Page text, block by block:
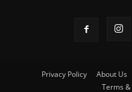
Privacy Policy About Us
Terms